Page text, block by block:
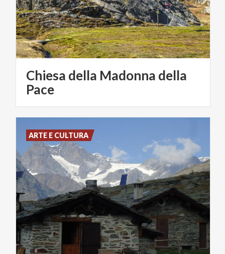
Chiesa della Madonna della
Pace
ARTE E CULTURA